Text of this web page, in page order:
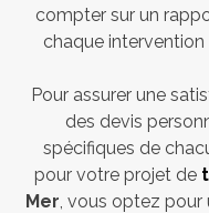
compter sur un
chaque
Pour assurer une
des devis
spécifiques de
pour votre projet de
Mer , vous optez